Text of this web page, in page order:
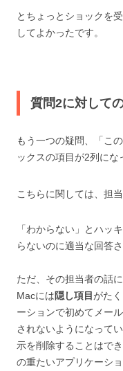
とちょっとショックを
してよかったです。
質問2に対して
もう一つの疑問、「こ
ックスの項目が2列にな
こちらに関しては、担
「わからない」とハッ
らないのに適当な回答
ただ、その担当者の話に
Macには隠し項目がた
ーションで初めてメー
されないようになって
示を削除することはで
の重たいアプリケーシ